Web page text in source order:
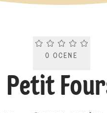
Current
0 OCENE
Petit